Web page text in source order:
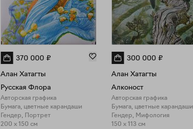
370 000 ₽
Алан Хатагты
Русская Флора
Авторская графика
Бумага, цветные карандаши
Гендер, Портрет
200 x 150 см
300 000 ₽
Алан Хатагты
Алконост
Авторская графика
Бумага, цветные карандаши
Гендер, Мифология
150 x 113 см